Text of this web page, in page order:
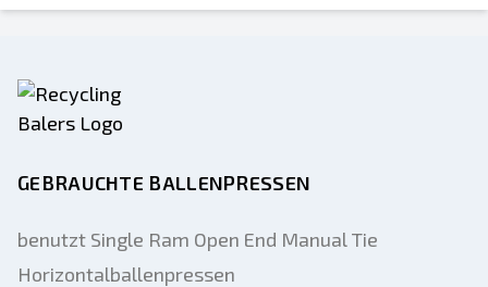
GEBRAUCHTE BALLENPRESSEN
benutzt Single Ram Open End Manual Tie
Horizontalballenpressen